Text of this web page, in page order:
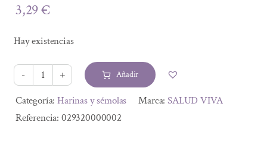
3,29€
Hay existencias
ALMIDON
DE
MAIZ
Añadir
Alternative:
Categoría:Harinas y sémolas Marca:SALUD VIVA
Referencia: 029320000002